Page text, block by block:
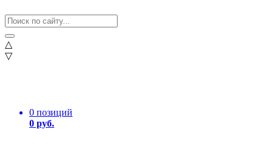
△
▽
0 позиций
0 руб.